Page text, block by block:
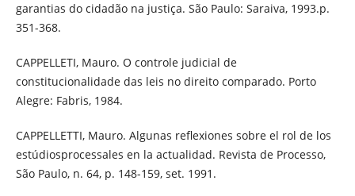
garantias do cidadão na justiça. São Paulo: Saraiva, 1993.p.
351-368.
CAPPELLETI, Mauro. O controle judicial de
constitucionalidade das leis no direito comparado. Porto
Alegre: Fabris, 1984.
CAPPELLETTI, Mauro. Algunas reflexiones sobre el rol de los
estúdiosprocessales en la actualidad. Revista de Processo,
São Paulo, n. 64, p. 148-159, set. 1991.